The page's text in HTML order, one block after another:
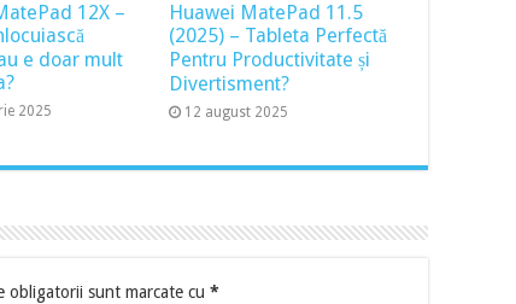
12X –
e doar mult
2025
Huawei MatePad 11.5
(2025) – Tableta Perfectă
Pentru Productivitate și
Divertisment?
12 august 2025
obligatorii sunt marcate cu *